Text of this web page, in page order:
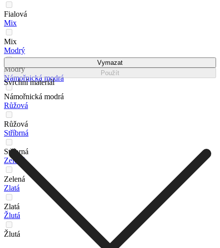
Fialová
Mix
Mix
Modrý
Modrý
Námořnická modrá
Námořnická modrá
Růžová
Růžová
Stříbrná
Stříbrná
Zelená
Zelená
Zlatá
Zlatá
Žlutá
Žlutá
Vymazat
Použít
Svrchní materiál